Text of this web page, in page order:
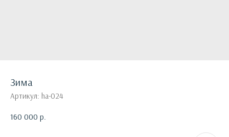
Зима
Артикул: ha-024
160 000 р.